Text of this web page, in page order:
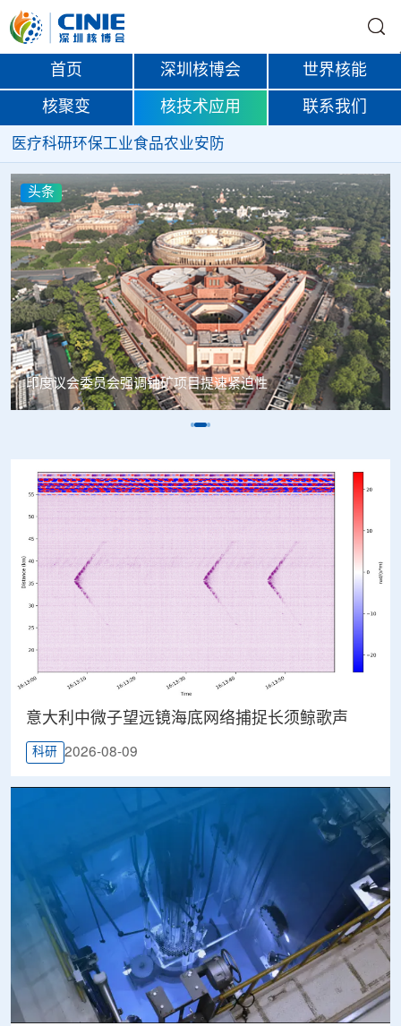
首页 深圳核博会 世界核能
核聚变 核技术应用 联系我们
医疗科研环保工业食品农业安防
头条
中核辐智正式设立 中国同辐持股90%打通核医疗全产业链
意大利中微子望远镜海底网络捕捉长须鲸歌声
科研 2026-08-09